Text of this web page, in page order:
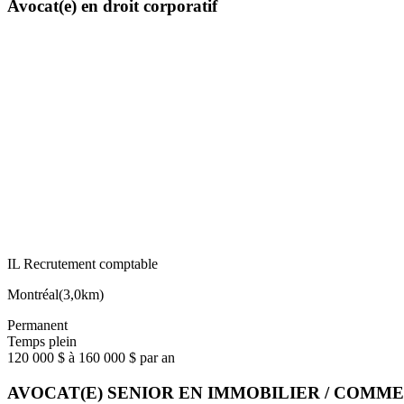
Avocat(e) en droit corporatif
IL Recrutement comptable
Montréal(3,0km)
Permanent
Temps plein
120 000 $ à 160 000 $ par an
AVOCAT(E) SENIOR EN IMMOBILIER /